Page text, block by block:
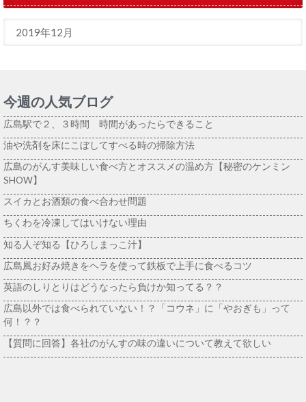
今週の人気ブログ
広島駅で２、３時間 時間があったらできること
油や洗剤を床にこぼしてすべる時の掃除方法
広島のがんす美味しい食べ方とオススメの温め方【秘密のケンミン
SHOW】
スイカとお酒類の食べ合わせ問題
ちくわを冷凍してはいけない理由
知る人ぞ知る【ひろしまっこ汁】
広島風お好み焼きをヘラを使って鉄板で上手に食べるコツ
英語のしりとりはどうなったら負けか知ってる？？
広島以外では食べられていない！？「コウネ」に「やおぎも」って
何！？？
【質問に回答】各社のがんすの味の違いについて教えて欲しい